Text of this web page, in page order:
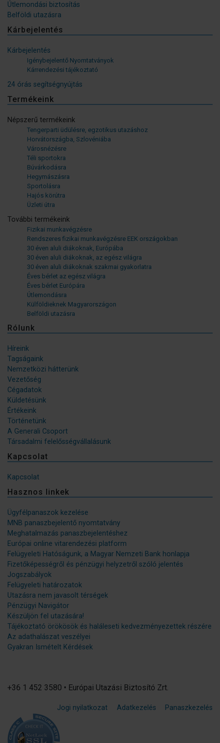
Útlemondási biztosítás
Belföldi utazásra
Kárbejelentés
Kárbejelentés
Igénybejelentő Nyomtatványok
Kárrendezési tájékoztató
24 órás segítségnyújtás
Termékeink
Népszerű termékeink
Tengerparti üdülésre, egzotikus utazáshoz
Horvátországba, Szlovéniába
Városnézésre
Téli sportokra
Búvárkodásra
Hegymászásra
Sportolásra
Hajós körútra
Üzleti útra
További termékeink
Fizikai munkavégzésre
Rendszeres fizikai munkavégzésre EEK országokban
30 éven aluli diákoknak, Európába
30 éven aluli diákoknak, az egész világra
30 éven aluli diákoknak szakmai gyakorlatra
Éves bérlet az egész világra
Éves bérlet Európára
Útlemondásra
Külföldieknek Magyarországon
Belföldi utazásra
Rólunk
Híreink
Tagságaink
Nemzetközi hátterünk
Vezetőség
Cégadatok
Küldetésünk
Értékeink
Történetünk
A Generali Csoport
Társadalmi felelősségvállalásunk
Kapcsolat
Kapcsolat
Hasznos linkek
Ügyfélpanaszok kezelése
MNB panaszbejelentő nyomtatvány
Meghatalmazás panaszbejelentéshez
Európai online vitarendezési platform
Felügyeleti Hatóságunk, a Magyar Nemzeti Bank honlapja
Fizetőképességről és pénzügyi helyzetről szóló jelentés
Jogszabályok
Felügyeleti határozatok
Utazásra nem javasolt térségek
Pénzügyi Navigátor
Készüljön fel utazására!
Tájékoztató örökösök és haláleseti kedvezményezettek részére
Az adathalászat veszélyei
Gyakran Ismételt Kérdések
+36 1 452 3580 • Európai Utazási Biztosító Zrt.
Jogi nyilatkozat Adatkezelés Panaszkezelés